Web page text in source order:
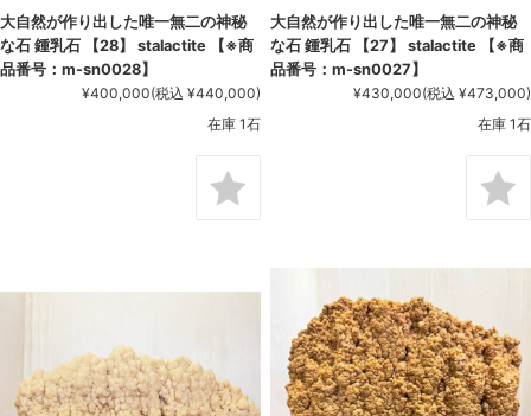
大自然が作り出した唯一無二の神秘
な石 鍾乳石 【28】 stalactite 【※商
品番号：m-sn0028】
¥400,000(税込 ¥440,000)
在庫 1石
大自然が作り出した唯一無二の神秘
な石 鍾乳石 【27】 stalactite 【※商
品番号：m-sn0027】
¥430,000(税込 ¥473,000)
在庫 1石